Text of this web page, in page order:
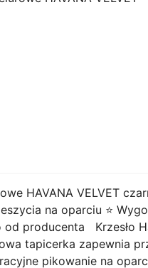
HAVANA VELVET
na oparciu ⭐️
od producenta Krzesło
tapicerka zapewnia
pikowanie na